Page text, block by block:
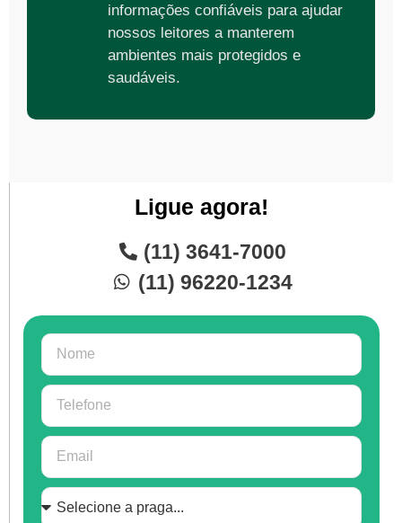
informações confiáveis para ajudar
nossos leitores a manterem
ambientes mais protegidos e
saudáveis.
Ligue agora!
(11) 3641-7000
(11) 96220-1234